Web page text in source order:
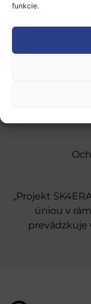
funkcie.
„Projekt
úniou v